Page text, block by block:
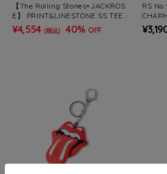
【The Rolling Stones×JACKROS
E】 PRINT&LINESTONE SS TEE
(MENS)
¥4,554 (税込) 40% OFF
RS